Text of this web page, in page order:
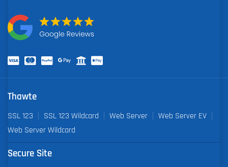
Thawte
SSL 123 SSL 123 Wildcard Web Server
Web Server EV
Web Server Wildcard
Secure Site